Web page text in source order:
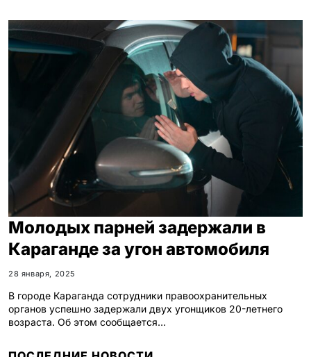
Молодых парней задержали в
Караганде за угон автомобиля
28 января, 2025
В городе Караганда сотрудники правоохранительных
органов успешно задержали двух угонщиков 20-летнего
возраста. Об этом сообщается…